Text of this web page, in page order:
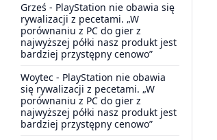
Grześ - PlayStation nie obawia się
rywalizacji z pecetami. „W
porównaniu z PC do gier z
najwyższej półki nasz produkt jest
bardziej przystępny cenowo”
Woytec - PlayStation nie obawia
się rywalizacji z pecetami. „W
porównaniu z PC do gier z
najwyższej półki nasz produkt jest
bardziej przystępny cenowo”